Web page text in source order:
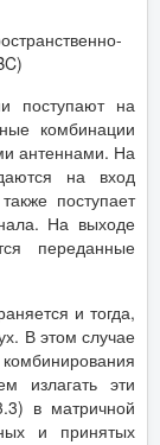
поступают на
комбинации
антеннами. На
на вход
поступает
На выходе
переданные
и тогда,
В этом случае
излагать эти
в матричной
и принятых